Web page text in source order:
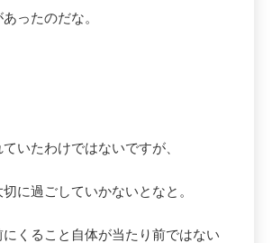
ったのだな。
いたわけではないですが、
に過ごしていかないとなと。
くること自体が当たり前ではない